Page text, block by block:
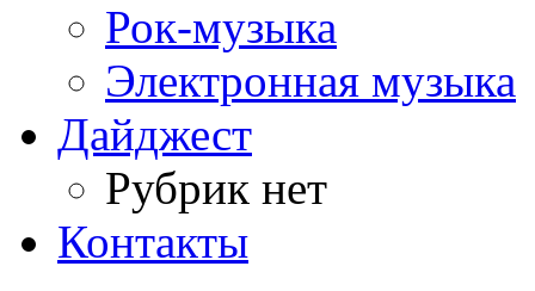
Рок-музыка
Электронная музыка
Дайджест
Рубрик нет
Контакты